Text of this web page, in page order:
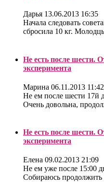
Дарья 13.06.2013 16:35
Начала следовать
сбросила 10 кг.
Не есть после шести.
эксперимента
Марина 06.11.2013 11:42
Не ем после шести 17й
Очень довольна,
Не есть после шести.
эксперимента
Елена 09.02.2013 21:09
Не ем уже после 15:00
Собираюсь продолжить